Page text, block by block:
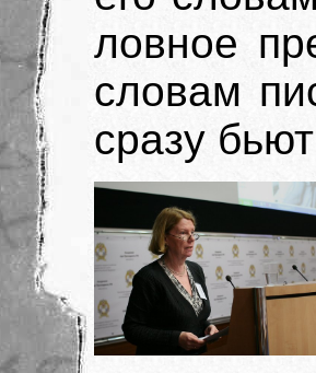
ловное
словам
сразу